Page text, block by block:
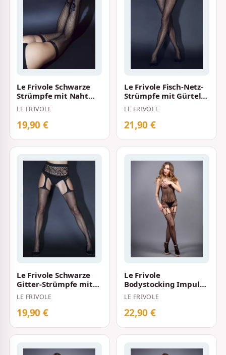
Le Frivole Schwarze
Strümpfe mit Naht
und Schleife
LE FRIVOLE
19,90 €
Le Frivole Fisch-Netz-
Strümpfe mit Gürtel
Schwarz
LE FRIVOLE
21,90 €
Le Frivole Schwarze
Gitter-Strümpfe mit
hohem Spitzenbund
LE FRIVOLE
19,90 €
Le Frivole
Bodystocking Impulse
S-L Schwarz
LE FRIVOLE
22,90 €